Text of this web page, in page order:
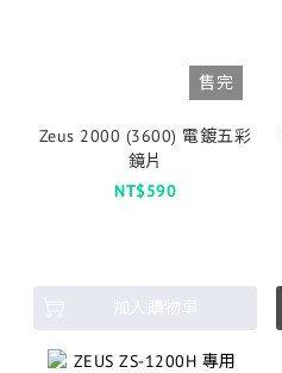
售完
Zeus 2000 (3600) 電鍍五彩
鏡片
NT$590
加入購物車